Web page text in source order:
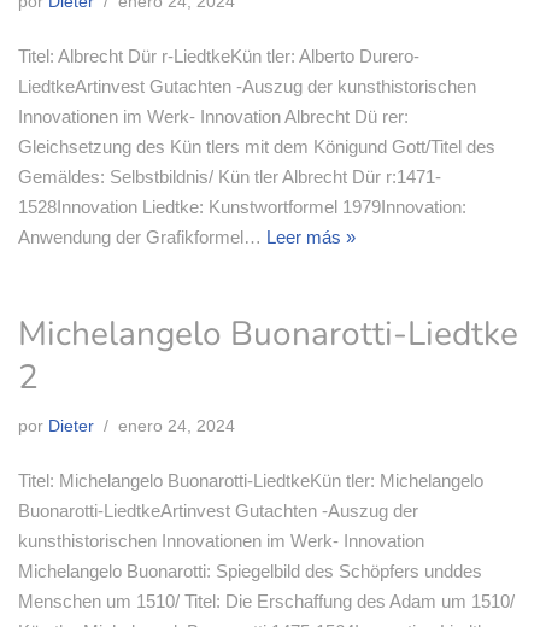
Titel: Albrecht Dür r-LiedtkeKün tler: Alberto Durero-
LiedtkeArtinvest Gutachten -Auszug der kunsthistorischen
Innovationen im Werk- Innovation Albrecht Dü rer:
Gleichsetzung des Kün tlers mit dem Königund Gott/Titel des
Gemäldes: Selbstbildnis/ Kün tler Albrecht Dür r:1471-
1528Innovation Liedtke: Kunstwortformel 1979Innovation:
Anwendung der Grafikformel… Leer más »
Michelangelo Buonarotti-Liedtke
2
por Dieter enero 24, 2024
Titel: Michelangelo Buonarotti-LiedtkeKün tler: Michelangelo
Buonarotti-LiedtkeArtinvest Gutachten -Auszug der
kunsthistorischen Innovationen im Werk- Innovation
Michelangelo Buonarotti: Spiegelbild des Schöpfers unddes
Menschen um 1510/ Titel: Die Erschaffung des Adam um 1510/